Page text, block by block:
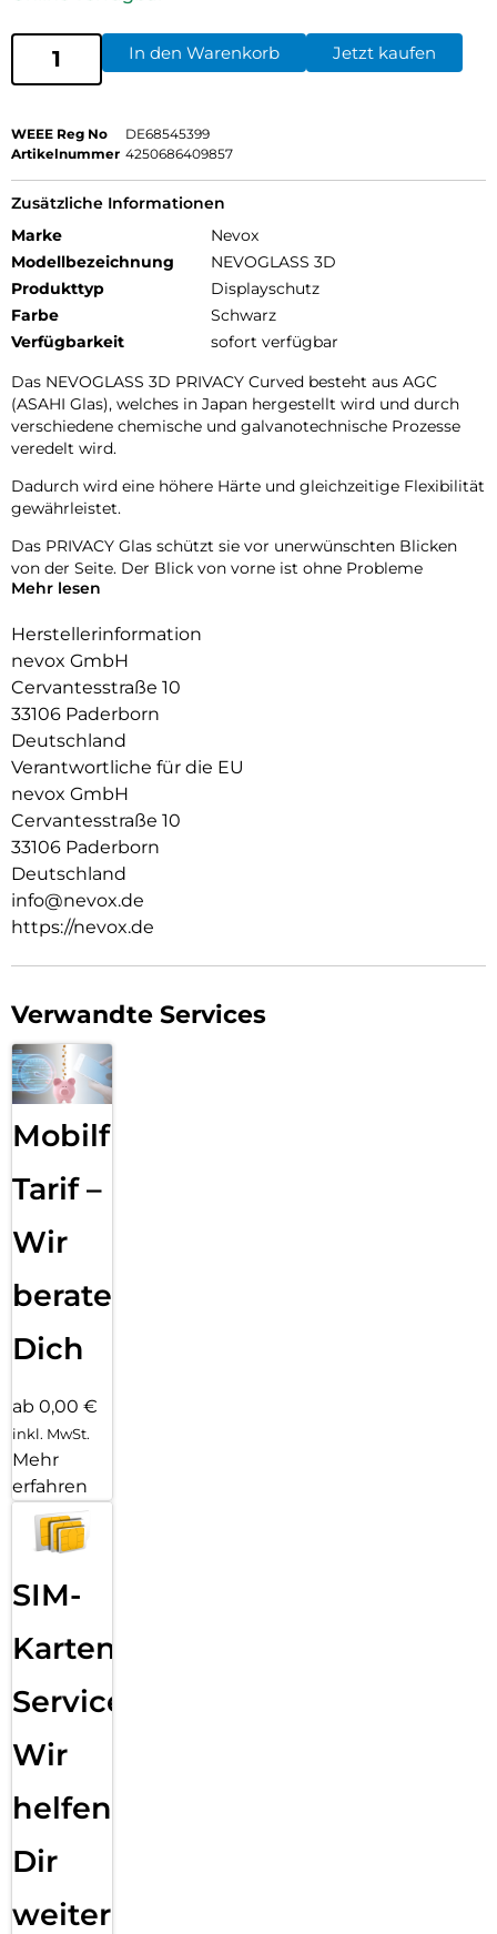
In den Warenkorb Jetzt kaufen
WEEE Reg No
DE68545399
Artikelnummer 4250686409857
Zusätzliche Informationen
Marke
Nevox
Modellbezeichnung
NEVOGLASS 3D
Produkttyp
Displayschutz
Farbe
Schwarz
Verfügbarkeit
sofort verfügbar
Das NEVOGLASS 3D PRIVACY Curved besteht aus AGC
(ASAHI Glas), welches in Japan hergestellt wird und durch
verschiedene chemische und galvanotechnische Prozesse
veredelt wird.
Dadurch wird eine höhere Härte und gleichzeitige Flexibilität
gewährleistet.
Das PRIVACY Glas schützt sie vor unerwünschten Blicken
von der Seite. Der Blick von vorne ist ohne Probleme
möglich, gleichzeitig wird der Blick von der Seite
Das NEVOGLASS 3D ist an den Kanten gewölbt und passt
sich somit dem Display an, wodurch eine bessere Haptik
erzielt.
Durch die Umformungen wird das komplette Display
Mehr lesen
Herstellerinformation
nevox GmbH
Cervantesstraße 10
33106 Paderborn
Deutschland
Verantwortliche für die EU
nevox GmbH
Cervantesstraße 10
33106 Paderborn
Deutschland
info@nevox.de
https://nevox.de
Verwandte Services
Mobilfunk
Tarif –
Wir
beraten
Dich
ab 0,00 €
inkl. MwSt.
Mehr
erfahren
SIM-
Karten
Service:
Wir
helfen
Dir
weiter